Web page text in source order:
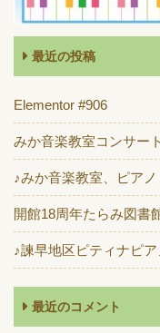
最近の投稿
Elementor #906
みか音楽教室コンサー
♪みか音楽教室、ピア
開館18周年たらみ図書
♪諫早地区ピティナピ
最近のコメント